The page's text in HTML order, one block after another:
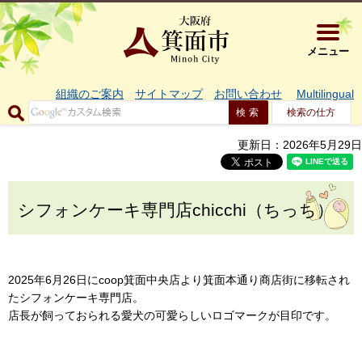
大阪府箕
メニュー
組織のご案内 サイトマップ お問い合わせ Multilingual
検索の仕方
更新日：2026年5月29日
シフォンケーキ専門店chicchi（ちっち）
2025年6月26日にcoop箕面中央店より箕面本通り商店街に移転され
たシフォンケーキ専門店。
店長が飼っておられる愛犬の可愛らしいロゴマークが目印です。